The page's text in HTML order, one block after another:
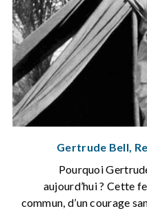
Gertrude Bell,
Pourquoi
aujourd’hui ? Cette
commun, d’un courage